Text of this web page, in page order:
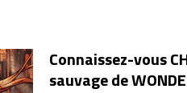
Connaissez-vous
sauvage de